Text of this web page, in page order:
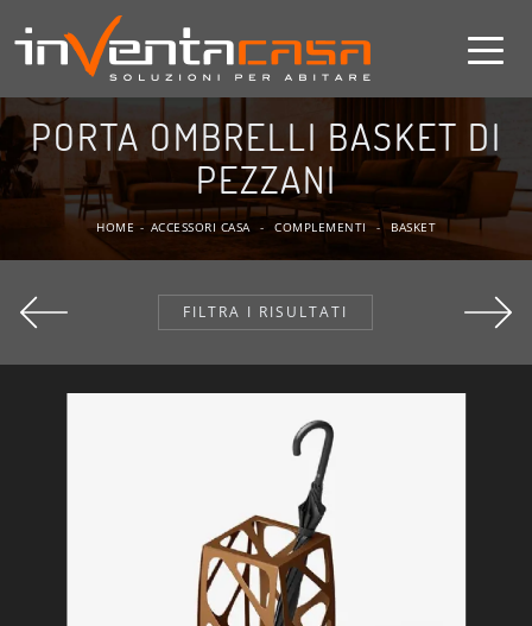
PORTA OMBRELLI BASKET DI
PEZZANI
HOME - ACCESSORI CASA - COMPLEMENTI - BASKET
FILTRA I RISULTATI